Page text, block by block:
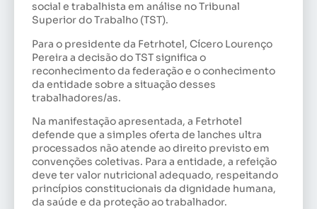
social e trabalhista em análise no Tribunal
Superior do Trabalho (TST).
Para o presidente da Fetrhotel, Cícero Lourenço
Pereira a decisão do TST significa o
reconhecimento da federação e o conhecimento
da entidade sobre a situação desses
trabalhadores/as.
Na manifestação apresentada, a Fetrhotel
defende que a simples oferta de lanches ultra
processados não atende ao direito previsto em
convenções coletivas. Para a entidade, a refeição
deve ter valor nutricional adequado, respeitando
princípios constitucionais da dignidade humana,
da saúde e da proteção ao trabalhador.